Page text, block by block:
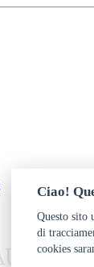
Ciao!
Questo sito
di
cookies